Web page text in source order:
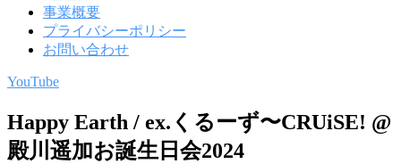
事業概要
プライバシーポリシー
お問い合わせ
YouTube
Happy Earth / ex.くるーず〜CRUiSE! @
殿川遥加お誕生日会2024